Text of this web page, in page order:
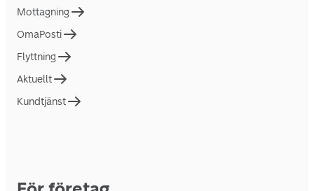
Mottagning
OmaPosti
Flyttning
Aktuellt
Kundtjänst